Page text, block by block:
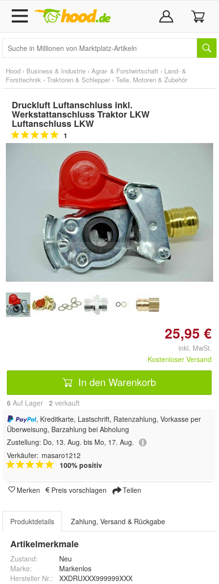
Hood › Business & Industrie › Agrar- & Forstwirtschaft › Land- &
Forsttechnik › Traktoren & Schlepper › Teile, Motoren & Zubehör
Druckluft Luftanschluss inkl.
Werkstattanschluss Traktor LKW
Luftanschluss LKW
1
Doppelt antippen zum
vergrößern
25,95 €
inkl. MwSt.
Kostenloser Versand
In den Warenkorb
6 Auf Lager 2 verkauft
, Kreditkarte, Lastschrift, Ratenzahlung, Vorkasse per
Überweisung, Barzahlung bei Abholung
Zustellung: Do, 13. Aug. bis Mo, 17. Aug.
Verkäufer: masaro1212
100% positiv
Merken Preis vorschlagen Teilen
Produktdetails Zahlung, Versand & Rückgabe
Artikelmerkmale
Zustand:
Neu
Marke:
Markenlos
Hersteller Nr.:
XXDRUXXX999999XXX